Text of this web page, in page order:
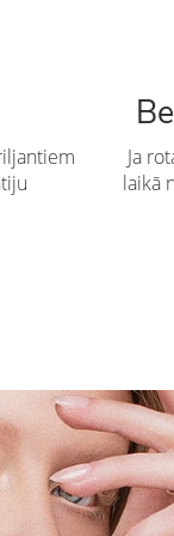
Ja
laikā